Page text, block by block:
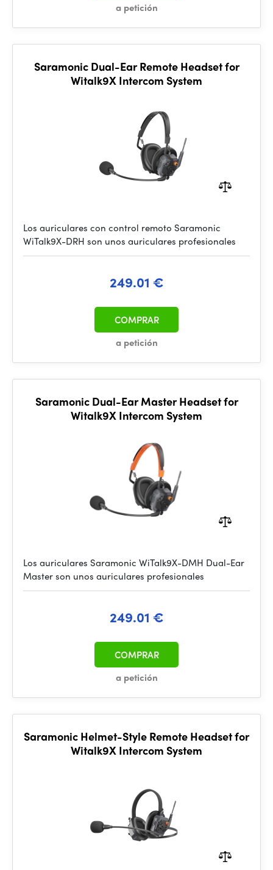
a petición
Saramonic Dual-Ear Remote Headset for
Witalk9X Intercom System
Los auriculares con control remoto Saramonic
WiTalk9X-DRH son unos auriculares profesionales
249.01 €
a petición
COMPRAR
Saramonic Dual-Ear Master Headset for
Witalk9X Intercom System
Los auriculares Saramonic WiTalk9X-DMH Dual-Ear
Master son unos auriculares profesionales
249.01 €
a petición
COMPRAR
Saramonic Helmet-Style Remote Headset for
Witalk9X Intercom System